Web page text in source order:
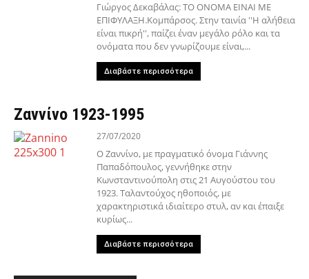
Γιώργος Δεκαβάλας: ΤΟ ΟΝΟΜΑ ΕΙΝΑΙ ΜΕ
ΕΠΙΦΥΛΑΞΗ.Κομπάρσος. Στην ταινία ''Η αλήθεια
είναι πικρή'', παίζει έναν μεγάλο ρόλο και τα
ονόματα που δεν γνωρίζουμε είναι,...
Διαβάστε περισσότερα
Ζαννίνο 1923-1995
27/07/2020
Ο Ζαννίνο, με πραγματικό όνομα Γιάννης
Παπαδόπουλος, γεννήθηκε στην
Κωνσταντινούπολη στις 21 Αυγούστου του
1923. Ταλαντούχος ηθοποιός, με
χαρακτηριστικά ιδιαίτερο στυλ, αν και έπαιξε
κυρίως...
Διαβάστε περισσότερα